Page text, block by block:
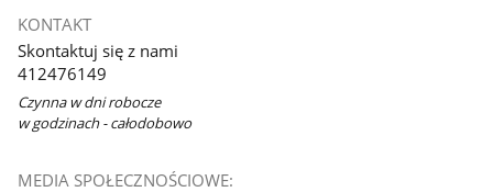
KONTAKT
Skontaktuj się z nami
412476149
Czynna w dni robocze
w godzinach - całodobowo
MEDIA SPOŁECZNOŚCIOWE: